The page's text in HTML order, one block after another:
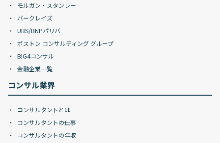
モルガン・スタンレー
バークレイズ
UBS/BNPパリバ
ボストン コンサルティング グループ
BIG4コンサル
金融企業一覧
コンサル業界
コンサルタントとは
コンサルタントの仕事
コンサルタントの年収